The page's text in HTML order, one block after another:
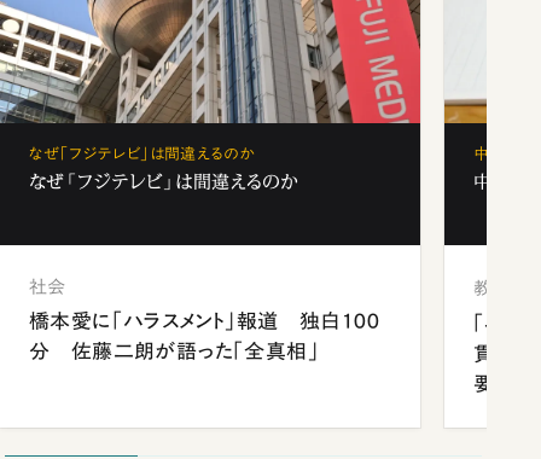
なぜ「フジテレビ」は間違えるのか
なぜ「フジテレビ」は間違えるのか
社会
橋本愛に「ハラスメント」報道 独白100
分 佐藤二朗が語った「全真相」
中学受験
中学受
教育
「早
貫校へ
要だっ